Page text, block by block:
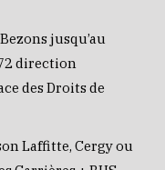
jusqu’au
direction
des Droits de
Laffitte, Cergy ou